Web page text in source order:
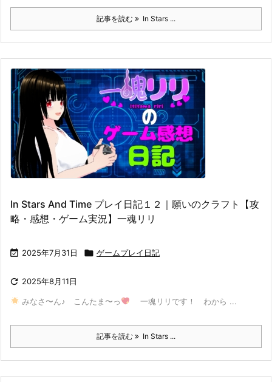
記事を読む In Stars ...
In Stars And Time プレイ日記１２｜願いのクラフト【攻
略・感想・ゲーム実況】一魂リリ
 2025年7月31日  ゲームプレイ日記
 2025年8月11日
みなさ〜ん♪ こんたま〜っ 一魂リリです！ わから ...
記事を読む In Stars ...